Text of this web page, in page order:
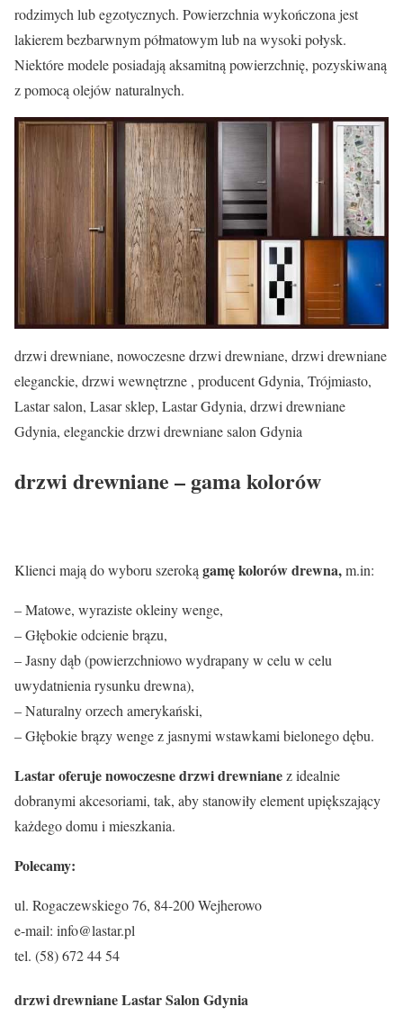
rodzimych lub egzotycznych. Powierzchnia wykończona jest
lakierem bezbarwnym półmatowym lub na wysoki połysk.
Niektóre modele posiadają aksamitną powierzchnię, pozyskiwaną
z pomocą olejów naturalnych.
drzwi drewniane, nowoczesne drzwi drewniane, drzwi drewniane
eleganckie, drzwi wewnętrzne , producent Gdynia, Trójmiasto,
Lastar salon, Lasar sklep, Lastar Gdynia, drzwi drewniane
Gdynia, eleganckie drzwi drewniane salon Gdynia
drzwi drewniane – gama kolorów
Klienci mają do wyboru szeroką gamę kolorów drewna,m.in:
– Matowe, wyraziste okleiny wenge,
– Głębokie odcienie brązu,
– Jasny dąb (powierzchniowo wydrapany w celu w celu
uwydatnienia rysunku drewna),
– Naturalny orzech amerykański,
– Głębokie brązy wenge z jasnymi wstawkami bielonego dębu.
Lastar oferuje nowoczesne drzwi drewnianez idealnie
dobranymi akcesoriami, tak, aby stanowiły element upiększający
każdego domu i mieszkania.
Polecamy:
ul. Rogaczewskiego 76, 84-200 Wejherowo
e-mail: info@lastar.pl
tel. (58) 672 44 54
drzwi drewniane LastarSalon Gdynia